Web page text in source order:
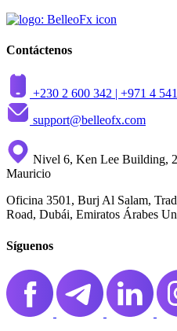
Contáctenos
+230 2 600 342 | +971 4
support@belleofx.com
Nivel 6, Ken Lee Building,
Mauricio
Oficina 3501, Burj Al Salam,
Road, Dubái, Emiratos Árabes
Síguenos